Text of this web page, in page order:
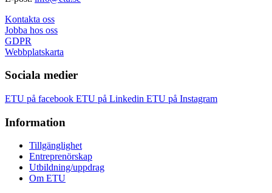
Kontakta oss
Jobba hos oss
GDPR
Webbplatskarta
Sociala medier
ETU på facebook ETU på Linkedin ETU på Instagram
Information
Tillgänglighet
Entreprenörskap
Utbildning/uppdrag
Om ETU